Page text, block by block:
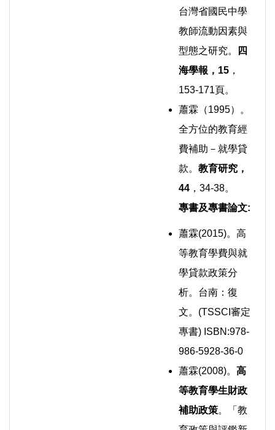
台灣省國民中學
教師流動因素與
型態之研究。
四
海學報， 15 ，
153-171頁。
蕭霖（1995）。
全方位的教育經
費補助－就學貸
款。 教育研究，
44 ，34-38。
專書及專書論文:
蕭霖(2015)。高
等教育學費與就
學貸款政策分
析。台南：復
文。(TSSCI審定
專書) ISBN:978-
986-5928-36-0
蕭霖(2008)。 高
等教育學生財政
補助政策。「教